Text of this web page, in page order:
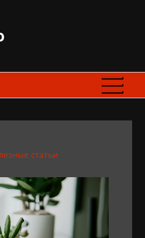
статьи